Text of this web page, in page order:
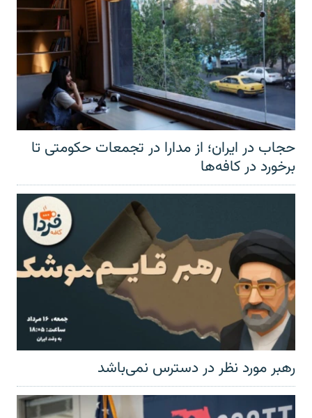
حجاب در ایران؛ از مدارا در تجمعات حکومتی تا
برخورد در کافه‌ها
رهبر مورد نظر در دسترس نمی‌باشد